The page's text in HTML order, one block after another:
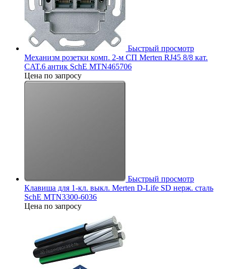
Быстрый просмотр
Механизм розетки комп. 2-м СП Merten RJ45 8/8 кат.
CAT.6 антик SchE MTN465706
Цена по запросу
Быстрый просмотр
Клавиша для 1-кл. выкл. Merten D-Life SD нерж. сталь
SchE MTN3300-6036
Цена по запросу